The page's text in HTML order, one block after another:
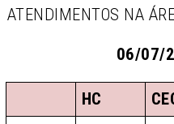
ATENDIMENTOS NA
06/07/
HC